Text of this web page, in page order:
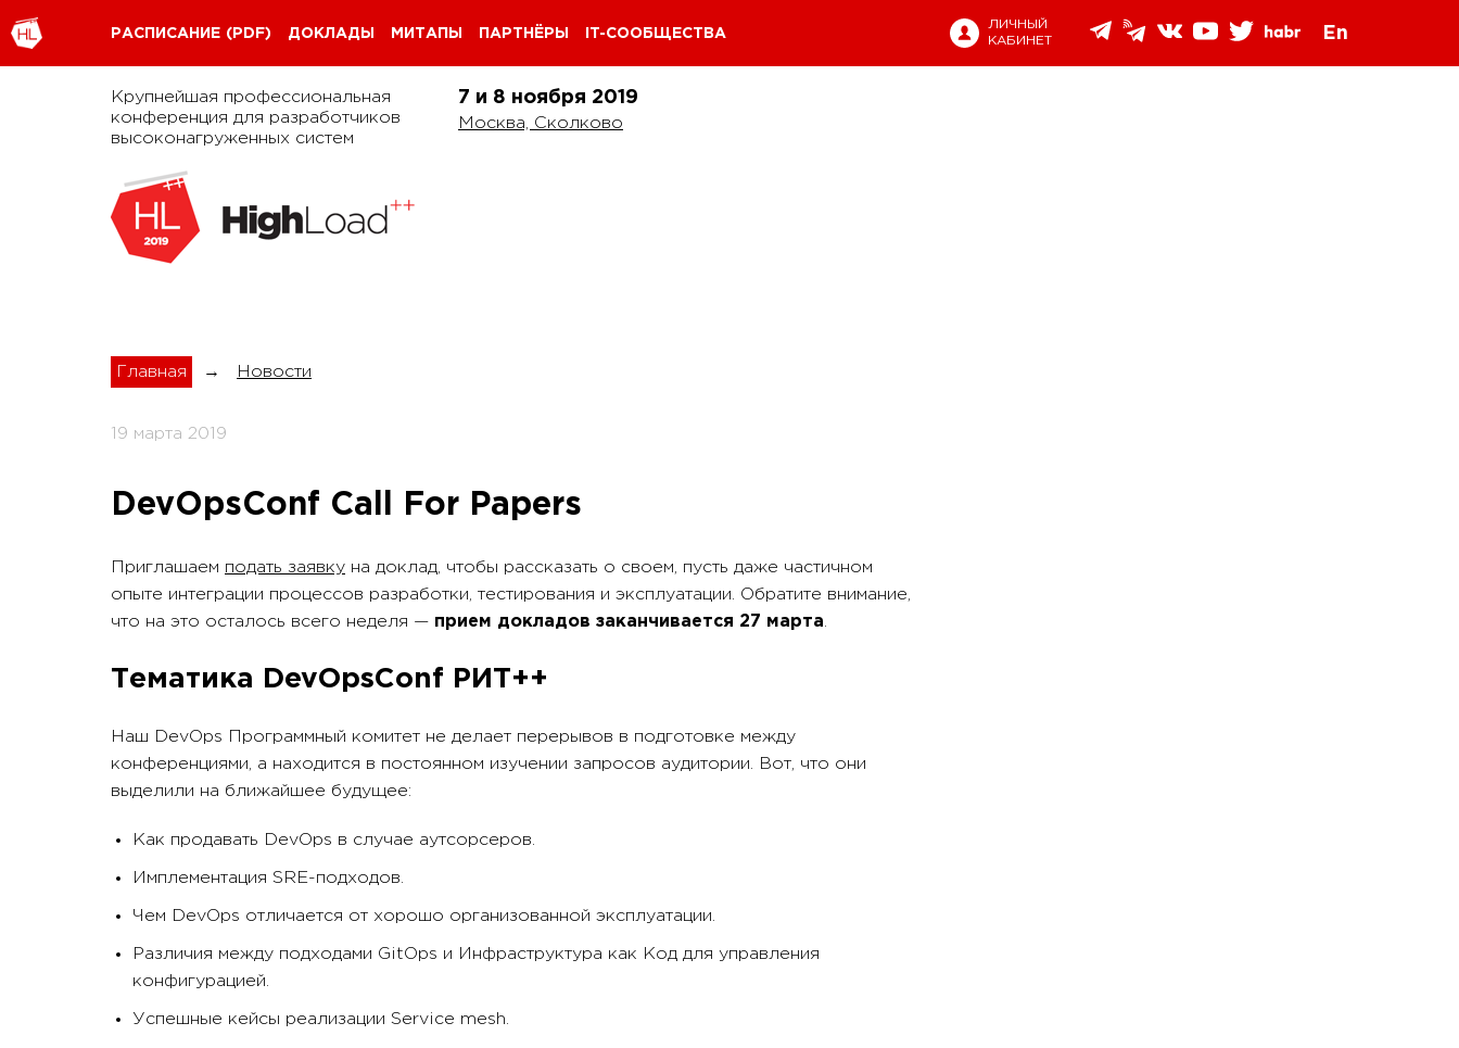
РАСПИСАНИЕ (PDF) ДОКЛАДЫ МИТАПЫ ПАРТНЁРЫ IT-СООБЩЕСТВА
ЛИЧНЫЙ
КАБИНЕТ
En
Крупнейшая профессиональная
конференция для разработчиков
высоконагруженных систем
7 и 8 ноября 2019
Москва, Сколково
Главная → Новости
19 марта 2019
DevOpsConf Call For Papers
Приглашаем подать заявку на доклад, чтобы рассказать о своем, пусть даже частичном
опыте интеграции процессов разработки, тестирования и эксплуатации. Обратите внимание,
что на это осталось всего неделя — прием докладов заканчивается 27 марта.
Тематика DevOpsConf РИТ++
Наш DevOps Программный комитет не делает перерывов в подготовке между
конференциями, а находится в постоянном изучении запросов аудитории. Вот, что они
выделили на ближайшее будущее:
Как продавать DevOps в случае аутсорсеров.
Имплементация SRE-подходов.
Чем DevOps отличается от хорошо организованной эксплуатации.
Различия между подходами GitOps и Инфраструктура как Код для управления
конфигурацией.
Успешные кейсы реализации Service mesh.